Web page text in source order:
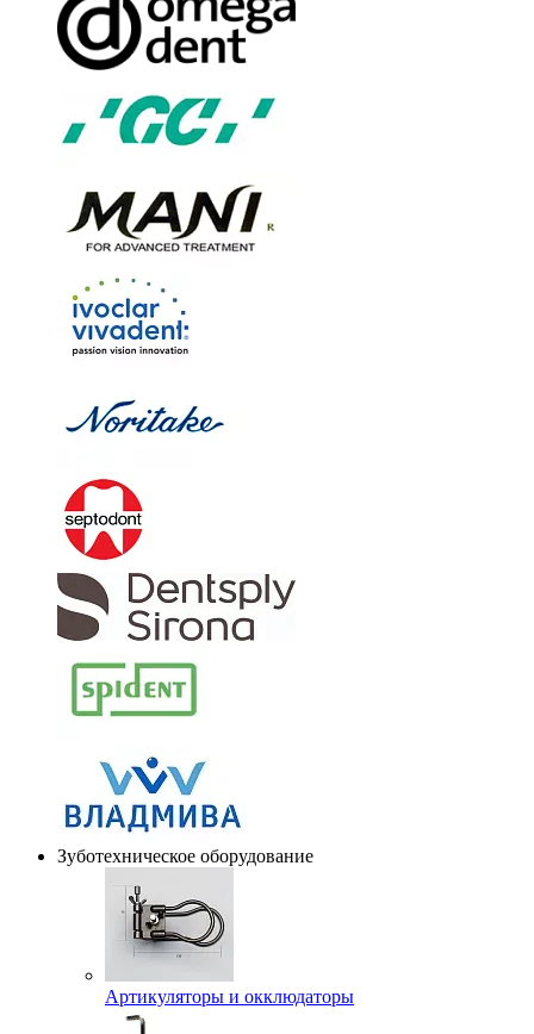
Зуботехническое оборудование
Артикуляторы и окклюдаторы